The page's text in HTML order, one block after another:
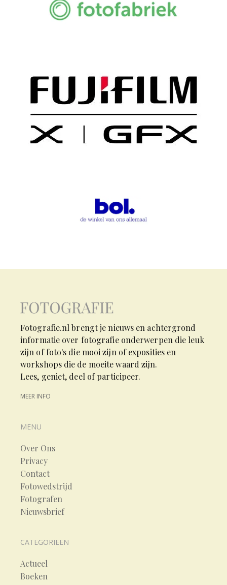
Fotografie.nl brengt je nieuws en achtergrond
informatie over fotografie onderwerpen die leuk
zijn of foto's die mooi zijn of exposities en
workshops die de moeite waard zijn.
Lees, geniet, deel of participeer.
MEER INFO
MENU
Over Ons
Privacy
Contact
Fotowedstrijd
Fotografen
Nieuwsbrief
CATEGORIEEN
Actueel
Boeken